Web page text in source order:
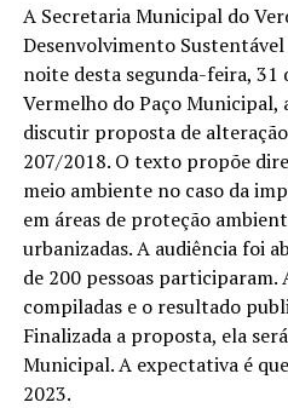
A Secretaria Municipal do
Desenvolvimento
noite desta segunda-feira, 31
Vermelho do Paço Municipal,
discutir proposta de
207/2018. O texto propõe
meio ambiente no caso da
em áreas de proteção
urbanizadas. A audiência foi
de 200 pessoas participaram.
compiladas e o resultado
Finalizada a proposta, ela
Municipal. A expectativa é
2023.